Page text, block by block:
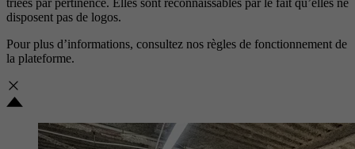
disposent pas de logos.
Pour plus d’informations, consultez nos règles de fonctionnement de
la plateforme.